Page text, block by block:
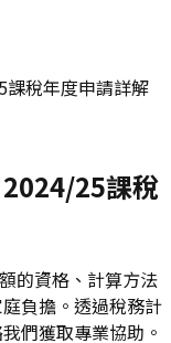
稅年度申請詳解
25課稅
的資格、計算方法
負擔。透過稅務計
們獲取專業協助。